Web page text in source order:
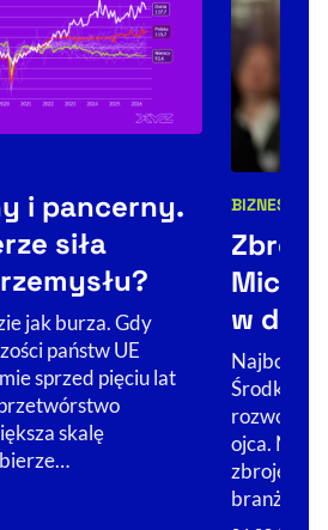
i pancerny.
siła
jak burza. Gdy
państw UE
sprzed pięciu lat
skalę
bierze…
BIZNES
w
Środkowej
rozwojowi
ojca. Nie
branż, w…